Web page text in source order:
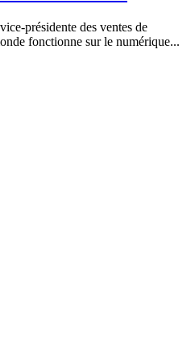
présidente des ventes de
fonctionne sur le numérique...